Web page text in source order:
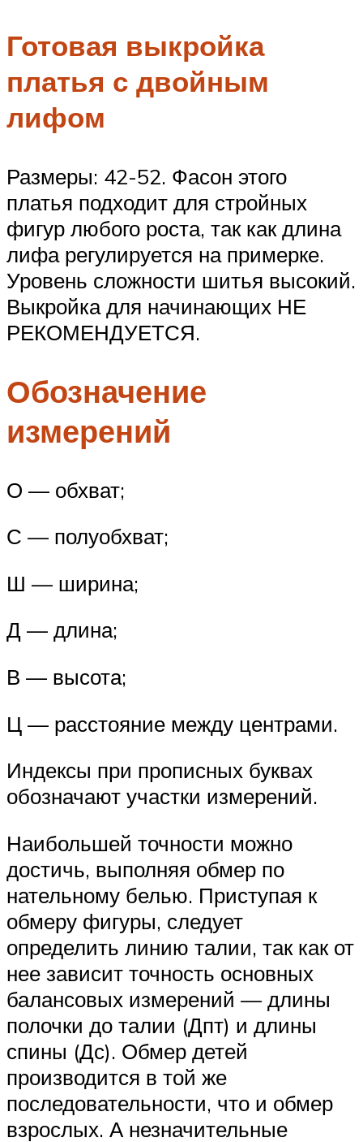
Готовая выкройка
платья с двойным
лифом
Размеры: 42-52. Фасон этого
платья подходит для стройных
фигур любого роста, так как длина
лифа регулируется на примерке.
Уровень сложности шитья высокий.
Выкройка для начинающих НЕ
РЕКОМЕНДУЕТСЯ.
Обозначение
измерений
О — обхват;
С — полуобхват;
Ш — ширина;
Д — длина;
В — высота;
Ц — расстояние между центрами.
Индексы при прописных буквах
обозначают участки измерений.
Наибольшей точности можно
достичь, выполняя обмер по
нательному белью. Приступая к
обмеру фигуры, следует
определить линию талии, так как от
нее зависит точность основных
балансовых измерений — длины
полочки до талии (Дпт) и длины
спины (Дс). Обмер детей
производится в той же
последовательности, что и обмер
взрослых. А незначительные